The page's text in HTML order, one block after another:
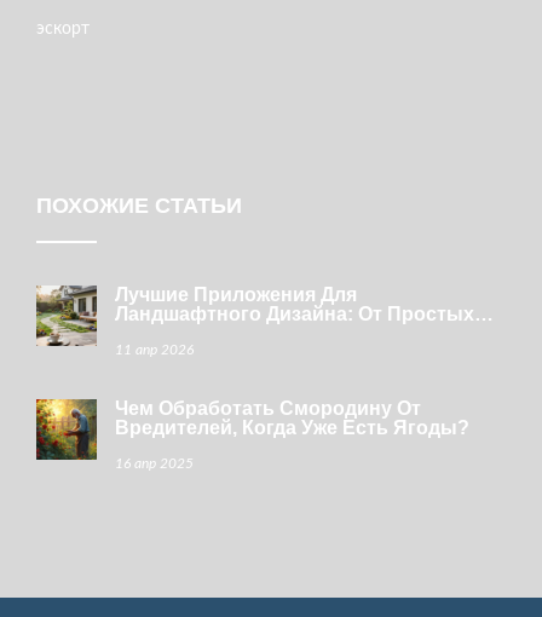
эскорт
ПОХОЖИЕ СТАТЬИ
Лучшие Приложения Для
Ландшафтного Дизайна: От Простых
11 апр 2026
Чем Обработать Смородину От
Вредителей, Когда Уже Есть Ягоды?
16 апр 2025